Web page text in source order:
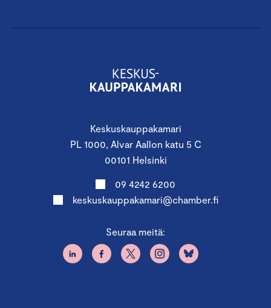
Keskuskauppakamari
PL 1000, Alvar Aallon katu 5 C
00101 Helsinki
09 4242 6200
keskuskauppakamari@chamber.fi
Seuraa meitä: